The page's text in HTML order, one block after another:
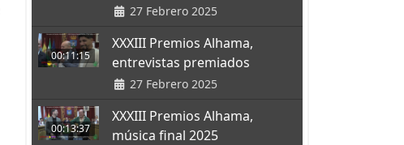
27 Febrero 2025
00:11:15
XXXIII Premios Alhama,
entrevistas premiados
27 Febrero 2025
00:13:37
XXXIII Premios Alhama,
música final 2025